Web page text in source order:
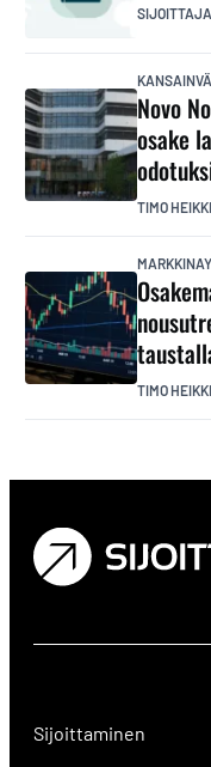
Novo
osake
TIMO
TIMO
Sijoittaminen